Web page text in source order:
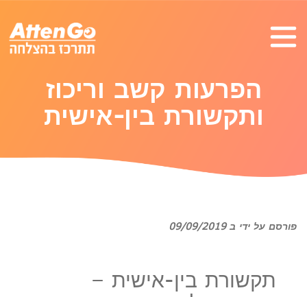
הפרעות קשב וריכוז
ותקשורת בין-אישית
פורסם על ידי ב 09/09/2019
תקשורת בין-אישית –